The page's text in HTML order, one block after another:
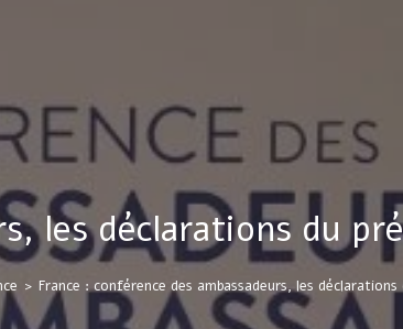
les déclarations du
> France : conférence des ambassadeurs, les